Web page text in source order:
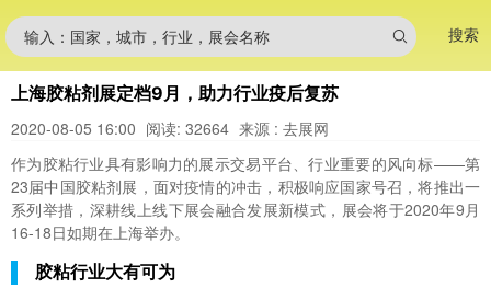
输入：国家，城市，行业，展会名称 搜索
上海胶粘剂展定档9月，助力行业疫后复苏
2020-08-05 16:00 阅读: 32664 来源 : 去展网
作为胶粘行业具有影响力的展示交易平台、行业重要的风向标——第
23届中国胶粘剂展，面对疫情的冲击，积极响应国家号召，将推出一
系列举措，深耕线上线下展会融合发展新模式，展会将于2020年9月
16-18日如期在上海举办。
胶粘行业大有可为